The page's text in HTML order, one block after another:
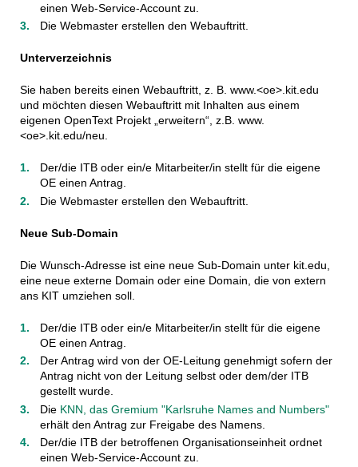
einen Web-Service-Account zu.
Die Webmaster erstellen den Webauftritt.
Unterverzeichnis
Sie haben bereits einen Webauftritt, z. B. www.<oe>.kit.edu
und möchten diesen Webauftritt mit Inhalten aus einem
eigenen OpenText Projekt „erweitern“, z.B. www.
<oe>.kit.edu/neu.
Der/die ITB oder ein/e Mitarbeiter/in stellt für die eigene
OE einen Antrag.
Die Webmaster erstellen den Webauftritt.
Neue Sub-Domain
Die Wunsch-Adresse ist eine neue Sub-Domain unter kit.edu,
eine neue externe Domain oder eine Domain, die von extern
ans KIT umziehen soll.
Der/die ITB oder ein/e Mitarbeiter/in stellt für die eigene
OE einen Antrag.
Der Antrag wird von der OE-Leitung genehmigt sofern der
Antrag nicht von der Leitung selbst oder dem/der ITB
gestellt wurde.
Die KNN, das Gremium "Karlsruhe Names and Numbers"
erhält den Antrag zur Freigabe des Namens.
Der/die ITB der betroffenen Organisationseinheit ordnet
einen Web-Service-Account zu.